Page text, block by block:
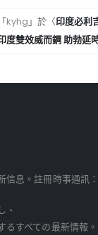
「kyhg 」於〈印度必利
度雙效威而鋼 助勃延
信息。註冊時事通訊：
、
るすべての最新情報